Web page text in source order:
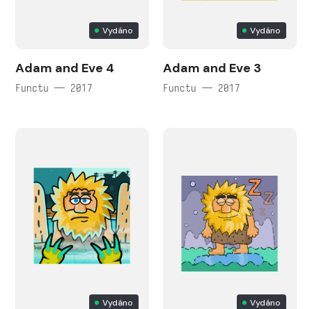
Vydáno
Adam and Eve 4
Functu — 2017
Vydáno
Adam and Eve 3
Functu — 2017
Vydáno Vydáno